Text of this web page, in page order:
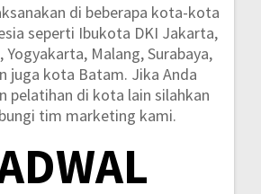
di beberapa kota-kota
seperti Ibukota DKI Jakarta,
Yogyakarta, Malang, Surabaya,
juga kota Batam. Jika Anda
pelatihan di kota lain silahkan
tim marketing kami.